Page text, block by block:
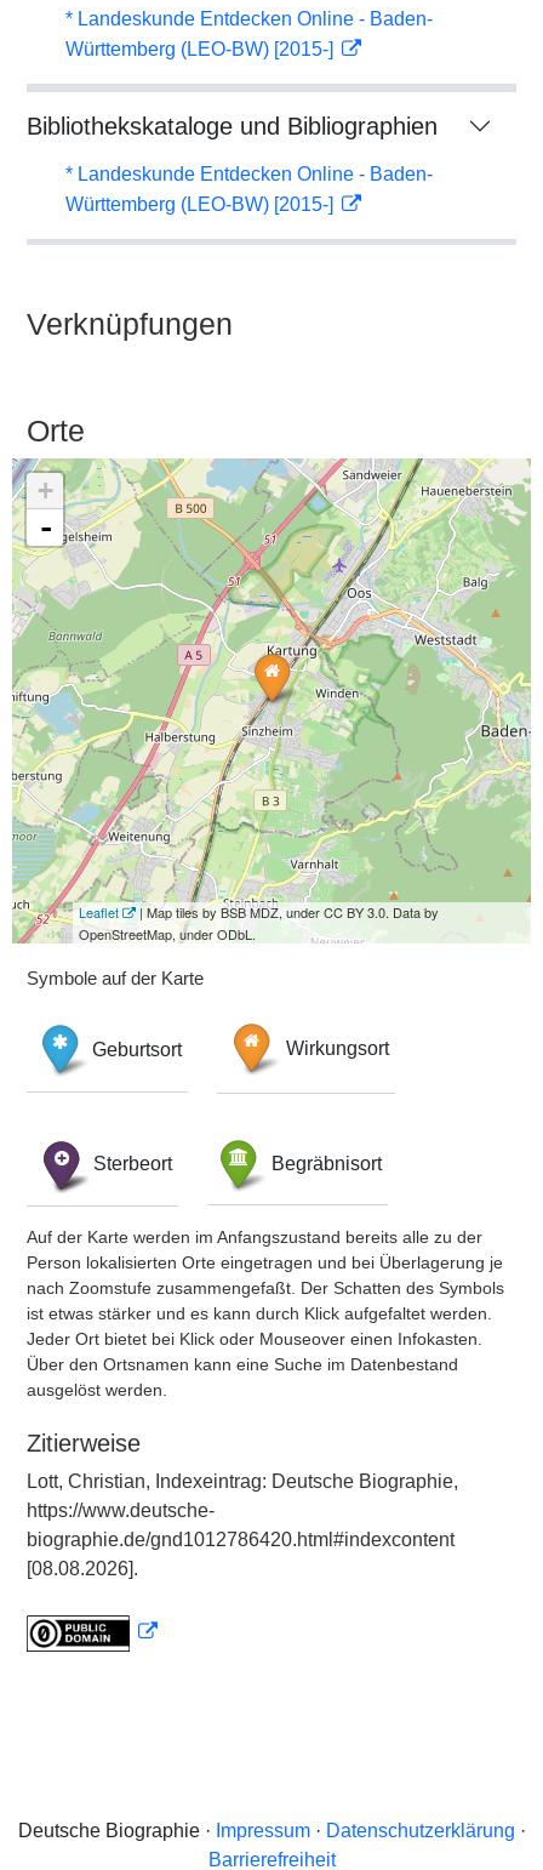
* Landeskunde Entdecken Online - Baden-
Württemberg (LEO-BW) [2015-]
Bibliothekskataloge und Bibliographien
* Landeskunde Entdecken Online - Baden-
Württemberg (LEO-BW) [2015-]
Verknüpfungen
Orte
+
-
Leaflet
| Map tiles by BSB MDZ, under CC BY 3.0. Data by
OpenStreetMap, under ODbL.
Symbole auf der Karte
Geburtsort Wirkungsort
Sterbeort Begräbnisort
Auf der Karte werden im Anfangszustand bereits alle zu der
Person lokalisierten Orte eingetragen und bei Überlagerung je
nach Zoomstufe zusammengefaßt. Der Schatten des Symbols
ist etwas stärker und es kann durch Klick aufgefaltet werden.
Jeder Ort bietet bei Klick oder Mouseover einen Infokasten.
Über den Ortsnamen kann eine Suche im Datenbestand
ausgelöst werden.
Zitierweise
Lott, Christian, Indexeintrag: Deutsche Biographie,
https://www.deutsche-
biographie.de/gnd1012786420.html#indexcontent
[08.08.2026].
Deutsche Biographie · Impressum· Datenschutzerklärung ·
Barrierefreiheit